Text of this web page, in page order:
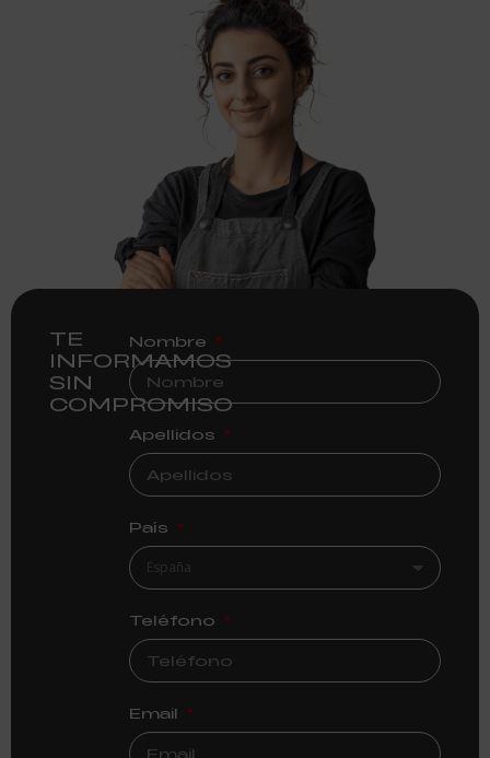
TE
INFORMAMOS
SIN
COMPROMISO
Nombre
Apellidos
País
Teléfono
Email